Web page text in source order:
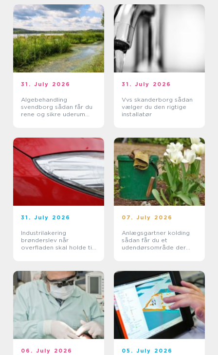
31. July 2026
Algebehandling
svendborg sådan får du
rene og sikre uderum
31. July 2026
Vvs skanderborg sådan
vælger du den rigtige
installatør
31. July 2026
Industrilakering
brønderslev når
overfladen skal holde til
07. July 2026
Anlægsgartner kolding
sådan får du et
udendørsområde der
06. July 2026 05. July 2026